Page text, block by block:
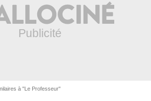
à "Le Professeur"